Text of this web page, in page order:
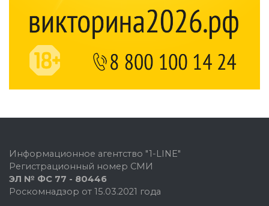
Информационное агентство "1-LINE"
Регистрационный номер СМИ
ЭЛ № ФС 77 - 80446
Роскомнадзор от 15.03.2021 года